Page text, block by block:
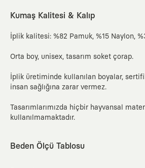
Kumaş Kalitesi & Kalıp
İplik kalitesi: %82 Pamuk, %15 Naylon,
Orta boy, unisex, tasarım soket çorap.
İplik üretiminde kullanılan boyalar,
insan sağlığına zarar vermez.
Tasarımlarımızda hiçbir hayvansal
kullanılmamaktadır.
Beden Ölçü Tablosu